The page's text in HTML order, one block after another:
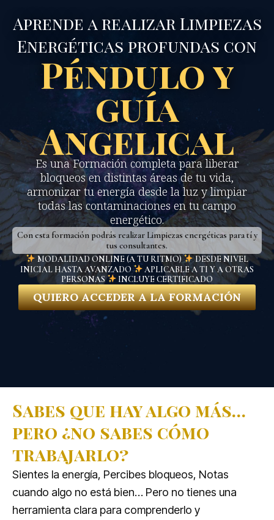
Aprende a realizar Limpiezas
Energéticas profundas con
Péndulo y
guía
Angelical
Es una Formación completa para liberar
bloqueos en distintas áreas de tu vida,
armonizar tu energía desde la luz y limpiar
todas las contaminaciones en tu campo
energético.
Con esta formación podrás realizar Limpiezas energéticas para tí y
tus consultantes.
MODALIDAD ONLINE (A TU RITMO)
DESDE NIVEL
INICIAL HASTA AVANZADO
APLICABLE A TI Y A OTRAS
PERSONAS
INCLUYE CERTIFICADO
QUIERO ACCEDER A LA FORMACIÓN
Sabes que hay algo más…
pero ¿no sabes cómo
trabajarlo?
Sientes la energía, Percibes bloqueos, Notas
cuando algo no está bien… Pero no tienes una
herramienta clara para comprenderlo y